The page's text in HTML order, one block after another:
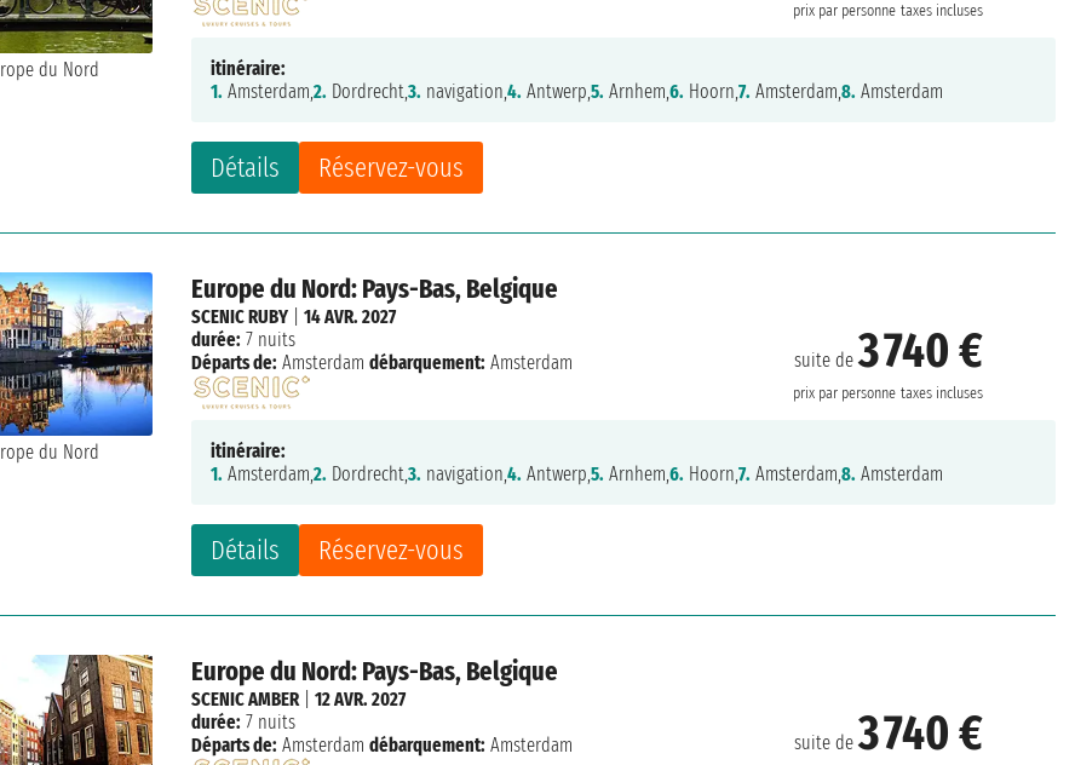
prix par personne taxes incluses
Détails Réservez-vous
itinéraire:
1. Amsterdam,2. Dordrecht,3. navigation,4. Antwerp,5. Arnhem,6. Hoorn,7. Amsterdam,8. Amsterdam
Europe du Nord: Pays-Bas, Belgique
suite de3 740 €
prix par personne taxes incluses
Détails Réservez-vous
SCENIC RUBY |14 AVR. 2027
durée: 7 nuits
Départs de: Amsterdam débarquement: Amsterdam
itinéraire:
1. Amsterdam,2. Dordrecht,3. navigation,4. Antwerp,5. Arnhem,6. Hoorn,7. Amsterdam,8. Amsterdam
Europe du Nord: Pays-Bas, Belgique
suite de3 740 €
SCENIC AMBER|12 AVR. 2027
durée: 7 nuits
Départs de: Amsterdam débarquement: Amsterdam